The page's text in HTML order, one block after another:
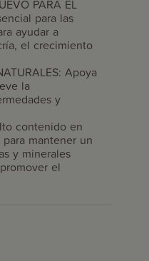
PARA EL
para las
ayudar a
el crecimiento
Apoya
la
y
contenido en
mantener un
y minerales
el